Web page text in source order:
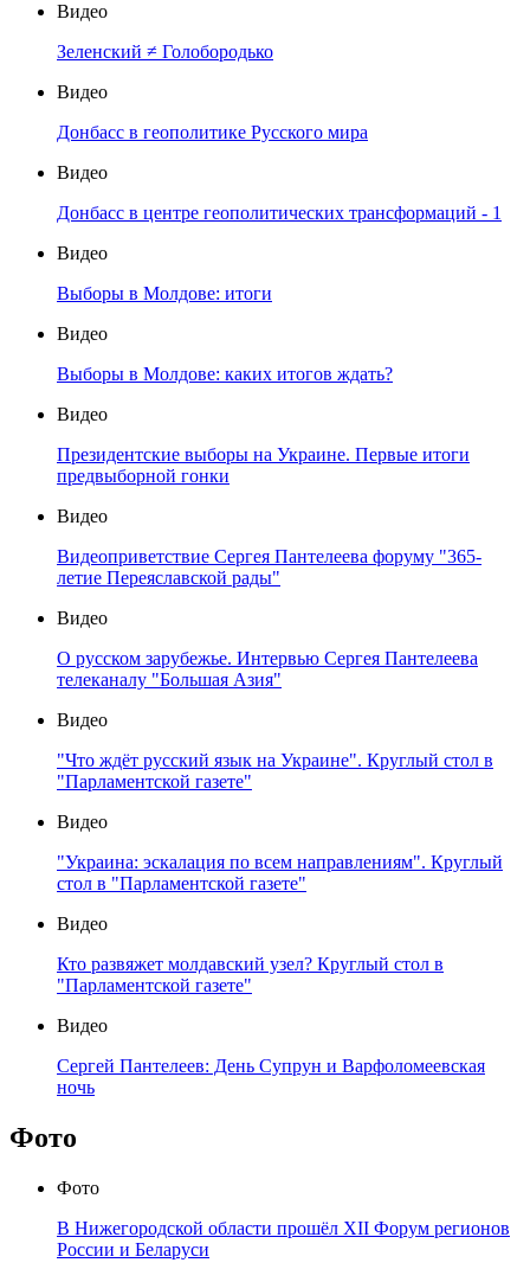
Видео
Зеленский ≠ Голобородько
Видео
Донбасс в геополитике Русского мира
Видео
Донбасс в центре геополитических трансформаций - 1
Видео
Выборы в Молдове: итоги
Видео
Выборы в Молдове: каких итогов ждать?
Видео
Президентские выборы на Украине. Первые итоги
предвыборной гонки
Видео
Видеоприветствие Сергея Пантелеева форуму "365-
летие Переяславской рады"
Видео
О русском зарубежье. Интервью Сергея Пантелеева
телеканалу "Большая Азия"
Видео
"Что ждёт русский язык на Украине". Круглый стол в
"Парламентской газете"
Видео
"Украина: эскалация по всем направлениям". Круглый
стол в "Парламентской газете"
Видео
Кто развяжет молдавский узел? Круглый стол в
"Парламентской газете"
Видео
Сергей Пантелеев: День Супрун и Варфоломеевская
ночь
Фото
Фото
В Нижегородской области прошёл XII Форум регионов
России и Беларуси